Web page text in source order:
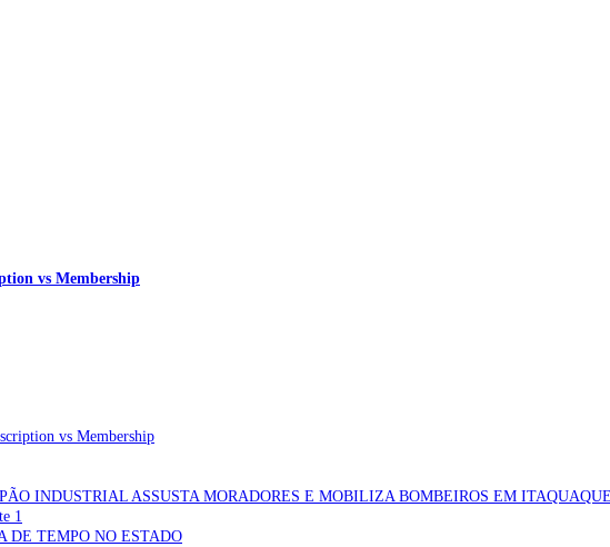
vs Membership
vs Membership
INDUSTRIAL ASSUSTA MORADORES E MOBILIZA BOMBEIROS EM
1
DE TEMPO NO ESTADO